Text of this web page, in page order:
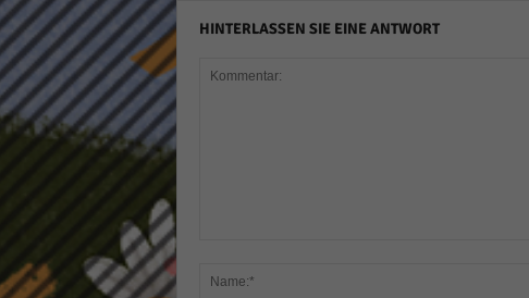
HINTERLASSEN SIE EINE ANTWORT